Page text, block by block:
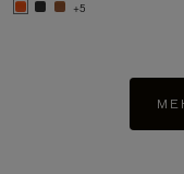
+5